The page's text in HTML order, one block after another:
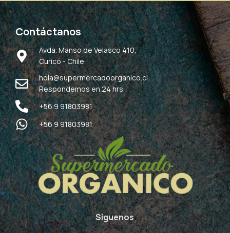
Contáctanos
Avda. Manso de Velasco 410,
Curicó - Chile
hola@supermercadoorganico.cl
Respondemos en 24 hrs
+56 9 91803981
+56 9 91803981
Síguenos